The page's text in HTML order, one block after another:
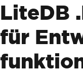
LiteDB
für